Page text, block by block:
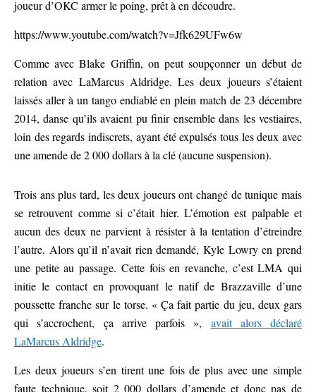
joueur d’OKC armer le poing, prêt à en découdre.
https://www.youtube.com/watch?v=Jfk629UFw6w
Comme avec Blake Griffin, on peut soupçonner un début de
relation avec LaMarcus Aldridge. Les deux joueurs s’étaient
laissés aller à un tango endiablé en plein match de 23 décembre
2014, danse qu’ils avaient pu finir ensemble dans les vestiaires,
loin des regards indiscrets, ayant été expulsés tous les deux avec
une amende de 2 000 dollars à la clé (aucune suspension).
Trois ans plus tard, les deux joueurs ont changé de tunique mais
se retrouvent comme si c’était hier. L’émotion est palpable et
aucun des deux ne parvient à résister à la tentation d’étreindre
l’autre. Alors qu’il n’avait rien demandé, Kyle Lowry en prend
une petite au passage. Cette fois en revanche, c’est LMA qui
initie le contact en provoquant le natif de Brazzaville d’une
poussette franche sur le torse. « Ça fait partie du jeu, deux gars
qui s’accrochent, ça arrive parfois », avait alors déclaré
LaMarcus Aldridge.
Les deux joueurs s’en tirent une fois de plus avec une simple
faute technique, soit 2 000 dollars d’amende et donc pas de